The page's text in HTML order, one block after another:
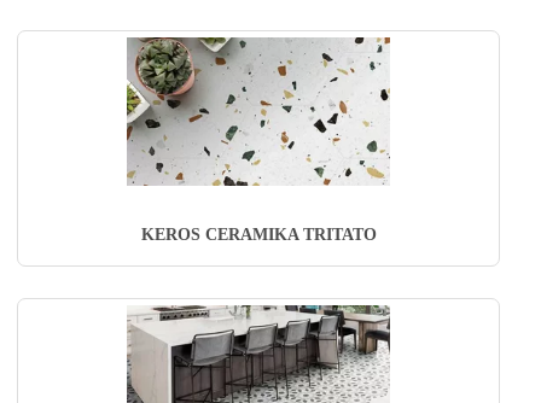
KEROS CERAMIKA TRITATO